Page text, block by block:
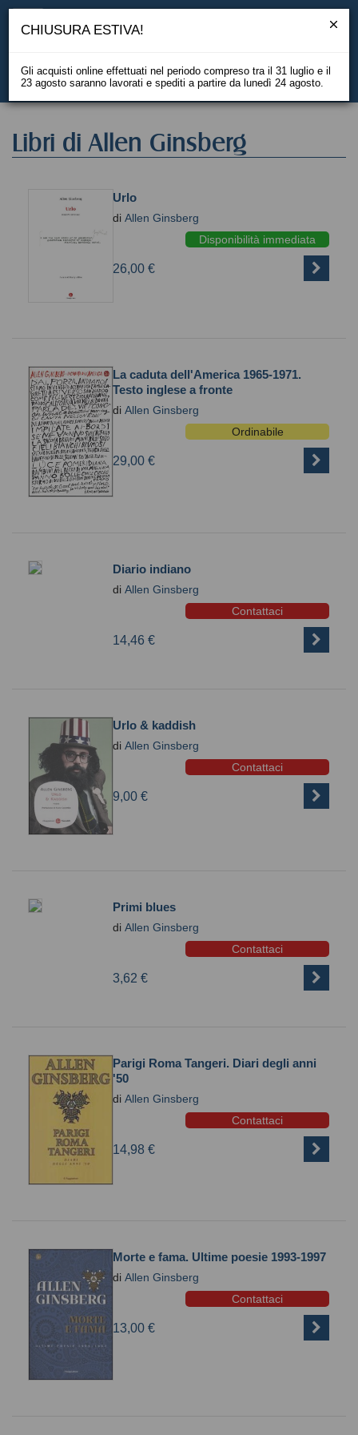
EN
Libri di Allen Ginsberg
Urlo
di Allen Ginsberg
Disponibilità immediata
26,00 €
La caduta dell'America 1965-1971.
Testo inglese a fronte
di Allen Ginsberg
Ordinabile
29,00 €
Diario indiano
di Allen Ginsberg
Contattaci
14,46 €
Urlo & kaddish
di Allen Ginsberg
Contattaci
9,00 €
Primi blues
di Allen Ginsberg
Contattaci
3,62 €
Parigi Roma Tangeri. Diari degli anni
'50
di Allen Ginsberg
Contattaci
14,98 €
Morte e fama. Ultime poesie 1993-1997
di Allen Ginsberg
Contattaci
13,00 €
CHIUSURA ESTIVA!
Gli acquisti online effettuati nel periodo compreso tra il 31 luglio e il
23 agosto saranno lavorati e spediti a partire da lunedì 24 agosto.